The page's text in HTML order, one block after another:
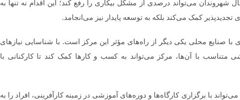
شهروندان می‌تواند درصدی از مشکل بیکاری را رفع کند؛ این اقدام نه تنها به
کمک می‌کند بلکه به توسعه پایدار نیز می‌انجامد.
با صنایع محلی یکی دیگر از راه‌های مؤثر این مرکز است. با شناسایی نیازهای
متناسب با آن‌ها، مرکز می‌تواند به کسب و کارها کمک کند تا کارکنانی با
با برگزاری کارگاه‌ها و دوره‌های آموزشی در زمینه کارآفرینی، افراد را به